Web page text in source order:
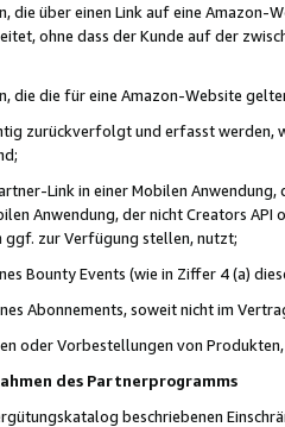
die über einen Link auf eine
ohne dass der Kunde auf der
die die für eine Amazon-Website
zurückverfolgt und erfasst werden,
Link in einer Mobilen
Anwendung, der nicht Creators
ggf. zur Verfügung stellen, nutzt;
Bounty Events (wie in Ziffer 4 (a)
Abonnements, soweit nicht im
oder Vorbestellungen von
des Partnerprogramms
beschriebenen